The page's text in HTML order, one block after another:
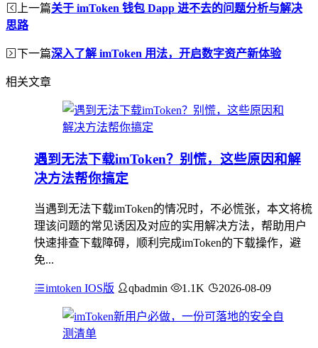
上一篇关于 imToken 钱包 Dapp 进不去的问题分析与解决
思路
下一篇深入了解 imToken 用法，开启数字资产新体验
相关文章
遇到无法下载imToken？别慌，这些原因和解
决方法帮你搞定
当遇到无法下载imToken的情况时，不必慌张，本文将梳
理该问题的常见诱因及对应的实用解决方法，帮助用户
快速排查下载障碍，顺利完成imToken的下载操作，避
免...
imtoken IOS版 qbadmin 1.1K 2026-08-09